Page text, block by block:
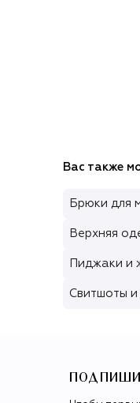
Вас также
Брюки для
Верхняя
Пиджаки и
Свитшоты и